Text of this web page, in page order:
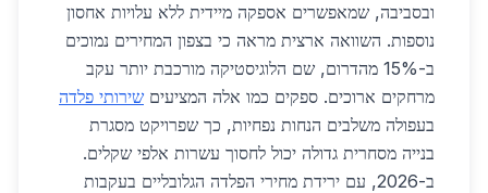
ובסביבה, שמאפשרים אספקה מיידית ללא עלויות אחסון
נוספות. השוואה ארצית מראה כי בצפון המחירים נמוכים
ב-15% מהדרום, שם הלוגיסטיקה מורכבת יותר עקב
מרחקים ארוכים. ספקים כמו אלה המציעים שירותי פלדה
בעפולה משלבים הנחות נפחיות, כך שפרויקט מסגרת
בנייה מסחרית גדולה יכול לחסוך עשרות אלפי שקלים.
ב-2026, עם ירידת מחירי הפלדה הגלובליים בעקבות